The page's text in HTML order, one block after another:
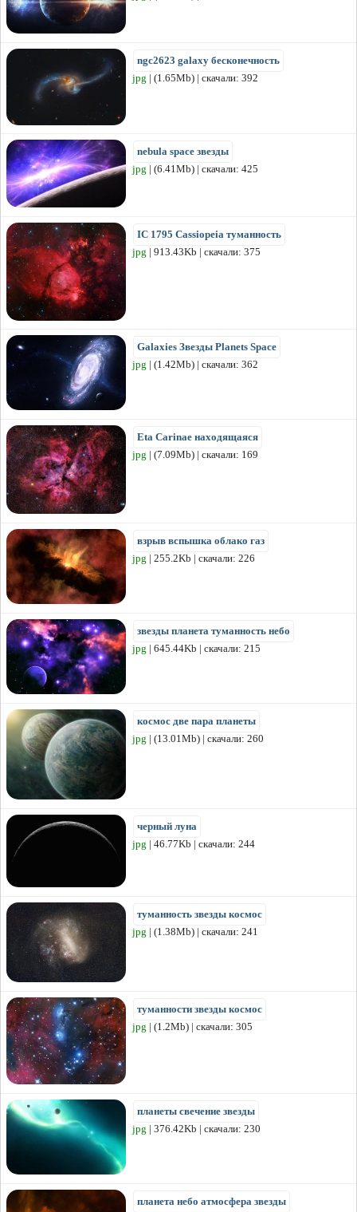
ngc2623 galaxy бесконечность
jpg | (1.65Mb) | скачали: 392
nebula space звезды
jpg | (6.41Mb) | скачали: 425
IC 1795 Cassiopeia туманность
jpg | 913.43Kb | скачали: 375
Galaxies Звезды Planets Space
jpg | (1.42Mb) | скачали: 362
Eta Carinae находящаяся
jpg | (7.09Mb) | скачали: 169
взрыв вспышка облако газ
jpg | 255.2Kb | скачали: 226
звезды планета туманность небо
jpg | 645.44Kb | скачали: 215
космос две пара планеты
jpg | (13.01Mb) | скачали: 260
черный луна
jpg | 46.77Kb | скачали: 244
туманность звезды космос
jpg | (1.38Mb) | скачали: 241
туманности звезды космос
jpg | (1.2Mb) | скачали: 305
планеты свечение звезды
jpg | 376.42Kb | скачали: 230
планета небо атмосфера звезды